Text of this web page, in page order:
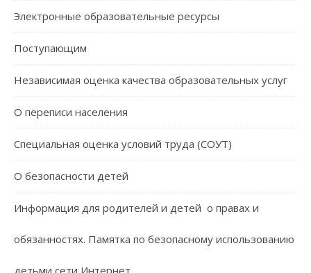
Электронные образовательные ресурсы
Поступающим
Независимая оценка качества образовательных услуг
О переписи населения
Специальная оценка условий труда (СОУТ)
О безопасности детей
Информация для родителей и детей о правах и
обязанностях. Памятка по безопасному использованию
детьми сети Интернет